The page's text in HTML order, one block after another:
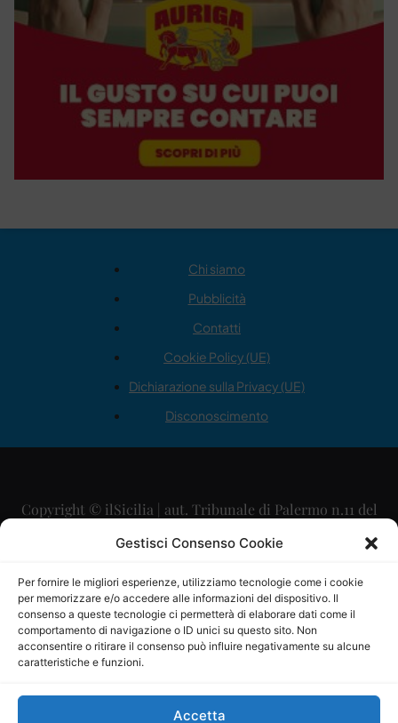
Gestisci Consenso Cookie
Per fornire le migliori esperienze, utilizziamo tecnologie come i cookie
per memorizzare e/o accedere alle informazioni del dispositivo. Il
consenso a queste tecnologie ci permetterà di elaborare dati come il
comportamento di navigazione o ID unici su questo sito. Non
acconsentire o ritirare il consenso può influire negativamente su alcune
caratteristiche e funzioni.
Accetta
Chi siamo
Pubblicità
Contatti
Cookie Policy (UE)
Dichiarazione sulla Privacy (UE)
Disconoscimento
Copyright © ilSicilia | aut. Tribunale di Palermo n.11 del
29/09/2015
Direttore Editoriale: Maurizio Scaglione
Direttore Responsabile: Maria Calabrese
P.IVA: 06334930820